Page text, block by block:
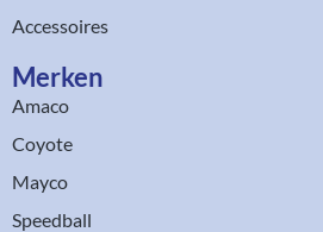
Accessoires
Merken
Amaco
Coyote
Mayco
Speedball